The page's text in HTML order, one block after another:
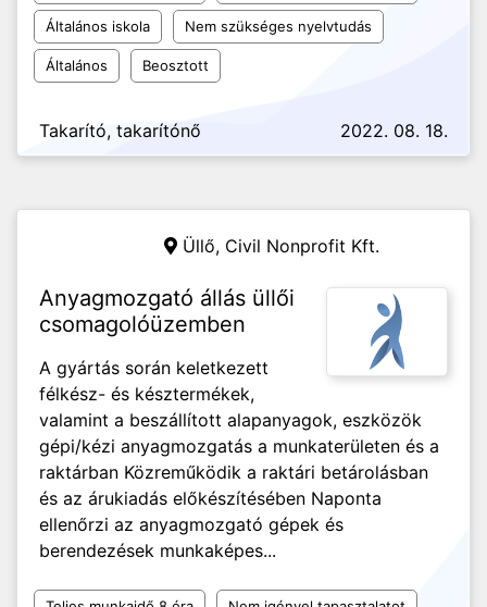
Általános iskola Nem szükséges nyelvtudás
Általános Beosztott
Takarító, takarítónő 2022. 08. 18.
Üllő, Civil Nonprofit Kft.
Anyagmozgató állás üllői
csomagolóüzemben
A gyártás során keletkezett
félkész- és késztermékek,
valamint a beszállított alapanyagok, eszközök
gépi/kézi anyagmozgatás a munkaterületen és a
raktárban Közreműködik a raktári betárolásban
és az árukiadás előkészítésében Naponta
ellenőrzi az anyagmozgató gépek és
berendezések munkaképes...